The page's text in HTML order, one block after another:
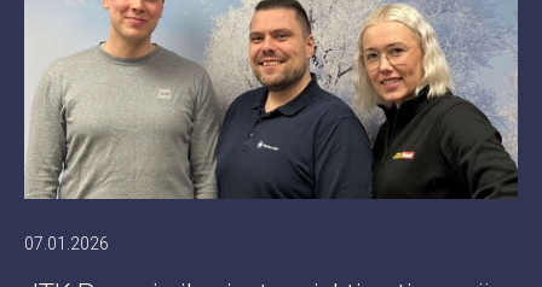
07.01.2026